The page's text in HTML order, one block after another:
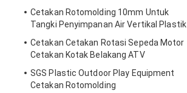
Cetakan Rotomolding 10mm Untuk
Tangki Penyimpanan Air Vertikal Plastik
Cetakan Cetakan Rotasi Sepeda Motor
Cetakan Kotak Belakang ATV
SGS Plastic Outdoor Play Equipment
Cetakan Rotomolding